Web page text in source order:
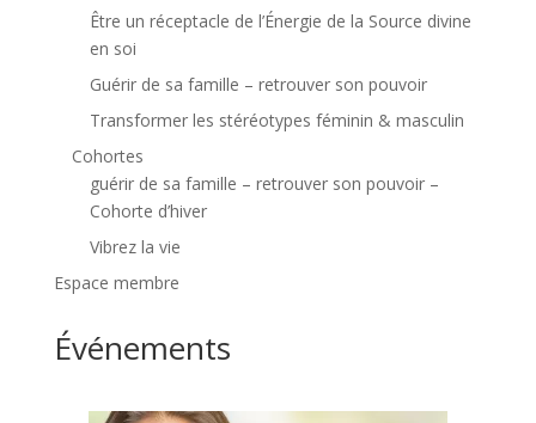
Être un réceptacle de l’Énergie de la Source divine
en soi
Guérir de sa famille – retrouver son pouvoir
Transformer les stéréotypes féminin & masculin
Cohortes
guérir de sa famille – retrouver son pouvoir –
Cohorte d’hiver
Vibrez la vie
Espace membre
Événements